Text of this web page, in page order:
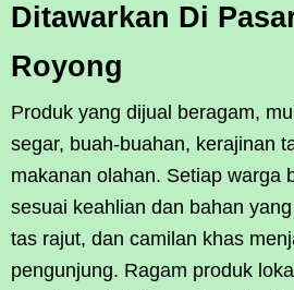
Ditawarkan Di
Royong
Produk yang dijual beragam,
segar, buah-buahan, kerajinan
makanan olahan. Setiap warga
sesuai keahlian dan bahan
tas rajut, dan camilan khas
pengunjung. Ragam produk